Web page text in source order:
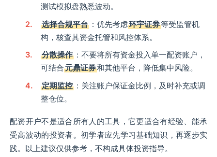
测试模拟盘熟悉波动。
选择合规平台 ：优先考虑环宇证券等受监管机
构，核查其资金托管和风控体系。
分散操作 ：不要将所有资金投入单一配资账户，
可结合元鼎证券和其他平台，降低集中风险。
定期监控 ：关注账户保证金比例，及时补充或调
整仓位。
配资开户不是适合所有人的工具，它更适合有经验、能承
受高波动的投资者。初学者应先学习基础知识，再逐步实
践。以上建议仅供参考，不构成具体投资指导。